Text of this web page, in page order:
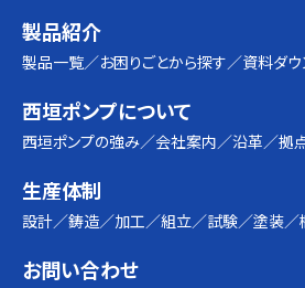
製品紹介
製品一覧 お困りごとから探す 資料ダ
西垣ポンプについて
西垣ポンプの強み 会社案内 沿革 拠
生産体制
設計 鋳造 加工 組立 試験 塗装
お問い合わせ